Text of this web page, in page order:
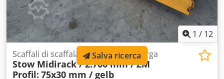
1 / 12
Scaffali di scaffalature a campata larga
Stow Midirack / 2.700 mm / ZM
Profil: 75x30 mm / gelb
Salva ricerca